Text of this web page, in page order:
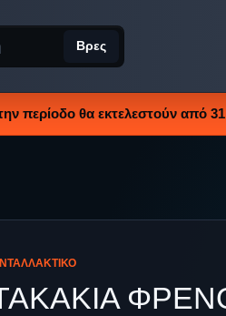
Βρες
περίοδο θα εκτελεστούν από